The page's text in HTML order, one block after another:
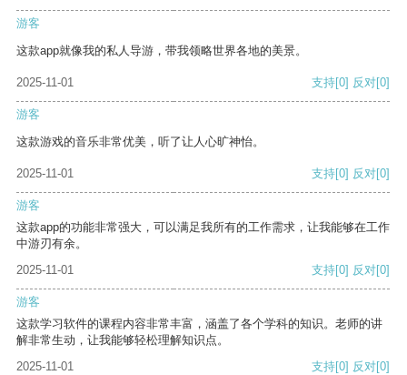
游客
这款app就像我的私人导游，带我领略世界各地的美景。
2025-11-01 支持[0] 反对[0]
游客
这款游戏的音乐非常优美，听了让人心旷神怡。
2025-11-01 支持[0] 反对[0]
游客
这款app的功能非常强大，可以满足我所有的工作需求，让我能够在工作
中游刃有余。
2025-11-01
支持[0] 反对[0]
游客
这款学习软件的课程内容非常丰富，涵盖了各个学科的知识。老师的讲
解非常生动，让我能够轻松理解知识点。
2025-11-01
支持[0] 反对[0]